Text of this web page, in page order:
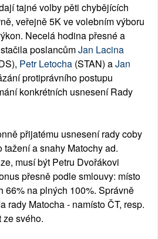
tajné volby pěti chybějících
veřejně 5K ve volebním výboru
Necelá hodina přesné a
poslancůmJan Lacina
Petr Letocha (STAN) aJan
protiprávního postupu
konkrétních usnesení Rady
přijatému usnesení rady coby
a snahy Matochy ad.
musí být Petru Dvořákovi
přesně podle smlouvy: místo
66% na plných 100%. Správně
rady Matocha - namísto ČT, resp.
ze svého.